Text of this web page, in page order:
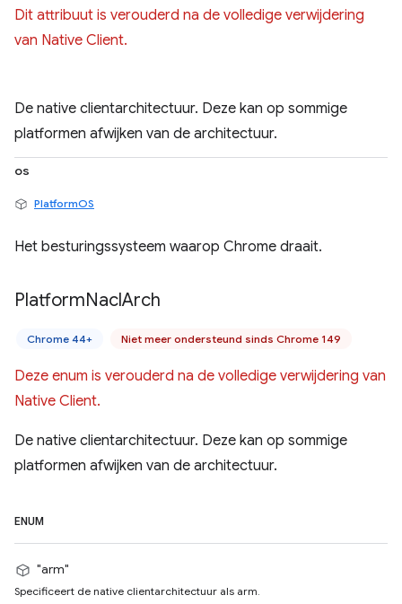
Dit attribuut is verouderd na de volledige verwijdering
van Native Client.
De native clientarchitectuur. Deze kan op sommige
platformen afwijken van de architectuur.
os
PlatformOS
Het besturingssysteem waarop Chrome draait.
PlatformNaclArch
Chrome 44+ Niet meer ondersteund sinds Chrome 149
Deze enum is verouderd na de volledige verwijdering van
Native Client.
De native clientarchitectuur. Deze kan op sommige
platformen afwijken van de architectuur.
ENUM
"arm"
Specificeert de native clientarchitectuur als arm.